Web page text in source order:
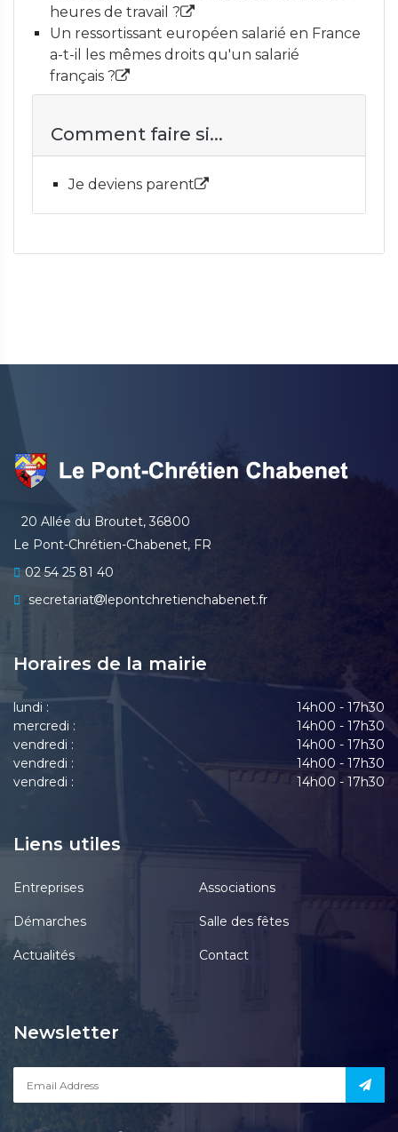
heures de travail ?
Un ressortissant européen salarié en France
a-t-il les mêmes droits qu'un salarié
français ?
Comment faire si...
Je deviens parent
20 Allée du Broutet, 36800
Le Pont-Chrétien-Chabenet, FR
02 54 25 81 40
secretariat
lepontchretienchabenet.fr
Horaires de la mairie
lundi :
14h00 - 17h30
mercredi :
14h00 - 17h30
vendredi :
14h00 - 17h30
vendredi :
14h00 - 17h30
vendredi :
14h00 - 17h30
Liens utiles
Entreprises Associations
Démarches Salle des fêtes
Actualités Contact
Newsletter